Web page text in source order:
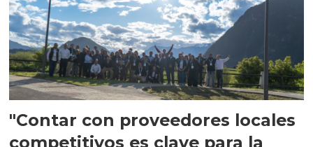
"Contar con proveedores locales
competitivos es clave para la